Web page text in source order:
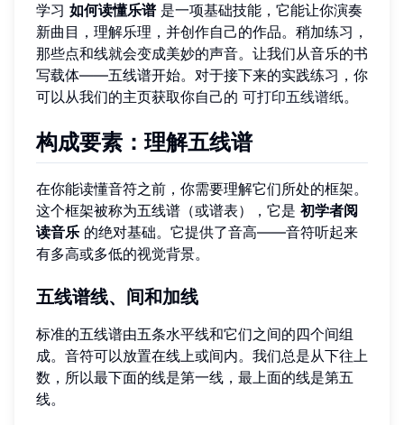
学习 如何读懂乐谱是一项基础技能，它能让你演奏
新曲目，理解乐理，并创作自己的作品。稍加练习，
那些点和线就会变成美妙的声音。让我们从音乐的书
写载体——五线谱开始。对于接下来的实践练习，你
可以从我们的主页获取你自己的 可打印五线谱纸。
构成要素：理解五线谱
在你能读懂音符之前，你需要理解它们所处的框架。
这个框架被称为五线谱（或谱表），它是 初学者阅
读音乐 的绝对基础。它提供了音高——音符听起来
有多高或多低的视觉背景。
五线谱线、间和加线
标准的五线谱由五条水平线和它们之间的四个间组
成。音符可以放置在线上或间内。我们总是从下往上
数，所以最下面的线是第一线，最上面的线是第五
线。